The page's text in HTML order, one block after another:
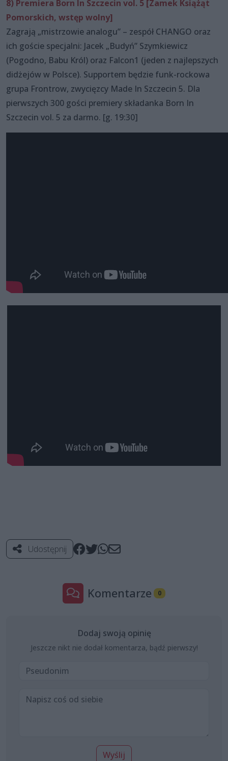
8) Premiera Born In Szczecin vol. 5 [Zamek Książąt
Pomorskich, wstęp wolny]
Zagrają „mistrzowie analogu” – zespół CHANGO oraz
ich goście specjalni: Jacek „Budyń” Szymkiewicz
(Pogodno, Babu Król) oraz Falcon1 (jeden z najlepszych
didżejów w Polsce). Supportem będzie funk-rockowa
grupa Frontrow, zwycięzcy Made In Szczecin 5. Dla
pierwszych 300 gości premiery składanka Born In
Szczecin vol. 5 za darmo. [g. 19:30]
Udostępnij
Komentarze 0
Dodaj swoją opinię
Jeszcze nikt nie dodał komentarza, bądź pierwszy!
Wyślij